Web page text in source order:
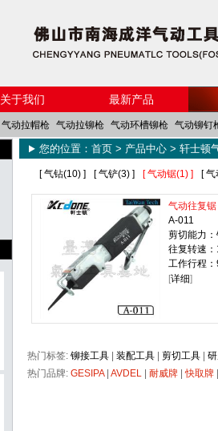
关于我们 最新产品
气动拉帽枪 气动拉铆枪 气动环槽铆枪 气动铆钉
气动棘轮扳手 气动防蚊网剪刀
您的位置： 首页 > 产品中心 > 轩士顿
[ 气钻(10) ] [ 气铲(3) ] [ 气动锯(1) ] [
气动往复锯
A-011
剪切能力
往复转速
工作行程
[详细]
热门标签: 铆接工具 装配工具 剪切工具
热门品牌: GESIPA| AVDEL 耐威牌 |快取牌